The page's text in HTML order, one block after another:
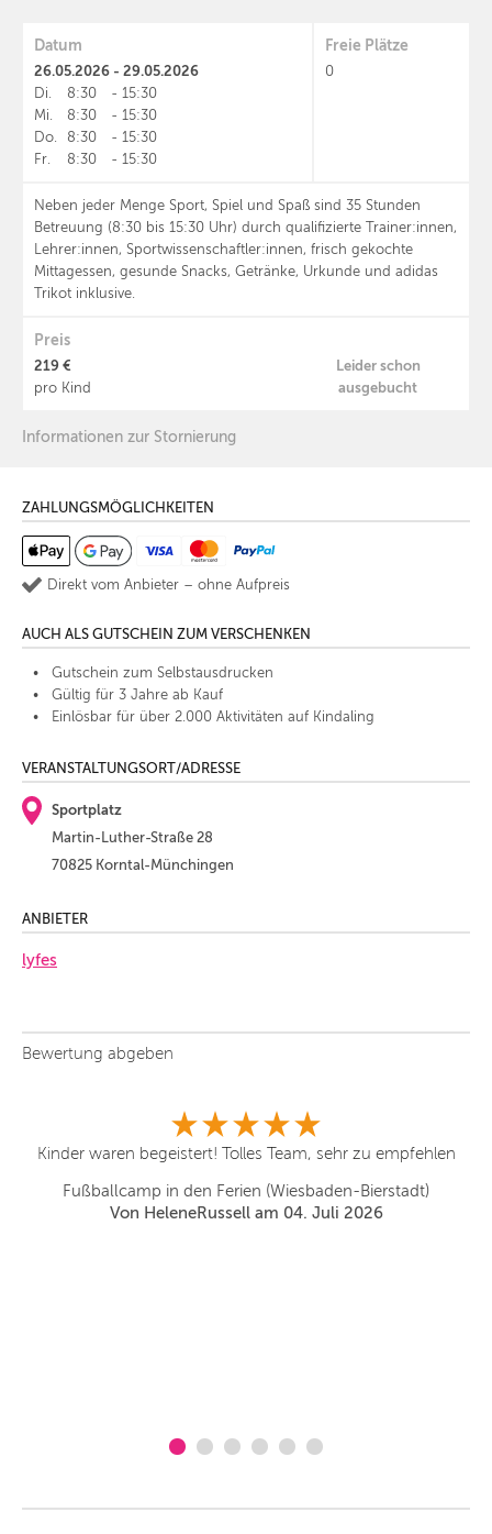
Datum
26.05.2026 - 29.05.2026
Di. 8:30 - 15:30
Mi.
8:30 - 15:30
Do.
8:30 - 15:30
Fr.
8:30 - 15:30
Neben jeder Menge Sport, Spiel und Spaß sind 35 Stunden
Betreuung (8:30 bis 15:30 Uhr) durch qualifizierte Trainer:innen,
Lehrer:innen, Sportwissenschaftler:innen, frisch gekochte
Mittagessen, gesunde Snacks, Getränke, Urkunde und adidas
Trikot inklusive.
Freie Plätze
0
Preis
219 €
pro Kind
Leider schon
ausgebucht
Informationen zur Stornierung
ZAHLUNGSMÖGLICHKEITEN
Direkt vom Anbieter – ohne Aufpreis
AUCH ALS GUTSCHEIN ZUM VERSCHENKEN
Gutschein zum Selbstausdrucken
Gültig für 3 Jahre ab Kauf
Einlösbar für über 2.000 Aktivitäten auf Kindaling
VERANSTALTUNGSORT/ADRESSE
Sportplatz
Martin-Luther-Straße 28
70825 Korntal-Münchingen
ANBIETER
lyfes
Bewertung abgeben
Kinder waren begeistert! Tolles Team, sehr zu empfehlen
Fußballcamp in den Ferien (Wiesbaden-Bierstadt)
Von HeleneRussell am 04. Juli 2026